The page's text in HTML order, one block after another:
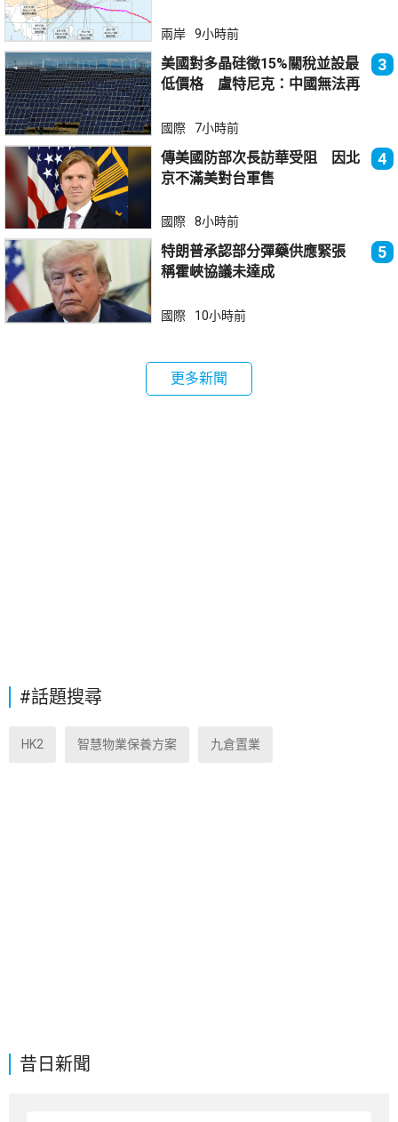
昔日新聞
兩岸 9小時前
美國對多晶硅徵15%關稅並設最
低價格 盧特尼克：中國無法再
3
國際 7小時前
傳美國防部次長訪華受阻 因北
京不滿美對台軍售
4
國際 8小時前
特朗普承認部分彈藥供應緊張
稱霍峽協議未達成
5
國際 10小時前
更多新聞
#話題搜尋
HK2 智慧物業保養方案 九倉置業